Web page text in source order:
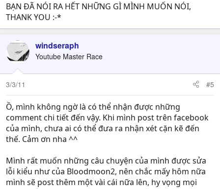
BẠN ĐÃ NÓI RA HẾT NHỮNG GÌ MÌNH MUỐN NÓI,
THANK YOU :-*
windseraph
Youtube Master Race
3/3/11 #5
Ồ, mình không ngờ là có thể nhận được những
comment chi tiết đến vậy. Khi mình post trên facebook
của mình, chưa ai có thể đưa ra nhận xét cặn kẽ đến
thế. Cảm ơn nha ^^
Mình rất muốn những câu chuyện của mình được sửa
lỗi kiểu như của Bloodmoon2, nên chắc mấy hôm nữa
mình sẽ post thêm một vài cái nữa lên, hy vọng mọi